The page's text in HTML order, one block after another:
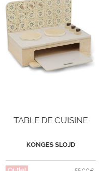
TABLE DE CUISINE
KONGES SLOJD